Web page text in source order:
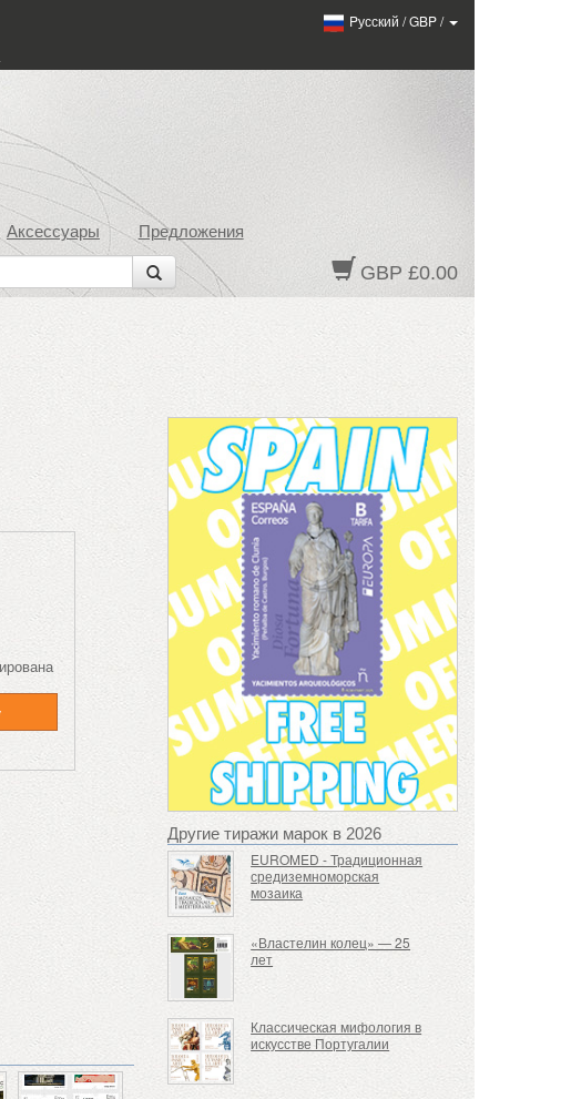
Pусский /GBP/
Аксессуары Предложения
GBP £0.00
Другие тиражи марок в 2026
EUROMED - Традиционная
средиземноморская
мозаика
«Властелин колец» — 25
лет
Классическая мифология в
искусстве Португалии